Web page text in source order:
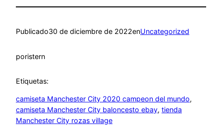
Publicado30 de diciembre de 2022enUncategorized
poristern
Etiquetas:
camiseta Manchester City 2020 campeon del mundo
camiseta Manchester City baloncesto ebay, tienda
Manchester City rozas village